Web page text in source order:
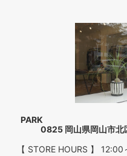
0825 岡山県岡山市
【 STORE HOURS 】